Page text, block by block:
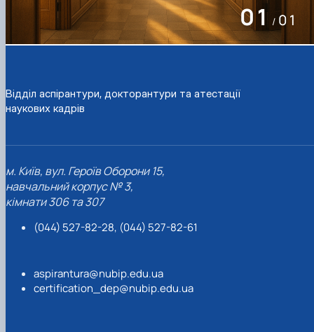
01 / 01
Відділ аспірантури, докторантури та атестації
наукових кадрів
м. Київ, вул. Героїв Оборони 15,
навчальний корпус № 3,
кімнати 306 та 307
(044) 527-82-28, (044) 527-82-61
aspirantura@nubip.edu.ua
certification_dep@nubip.edu.ua